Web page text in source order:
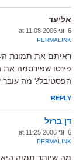
אליעד
6 יוני 2006 at 11:08
PERMALINK
ראיתם את תמונת
פינטו שפירסמה את
הפסטיבל? מה עובר
REPLY
דן ברזל
6 יוני 2006 at 11:25
PERMALINK
מה שיותר תמוה היא